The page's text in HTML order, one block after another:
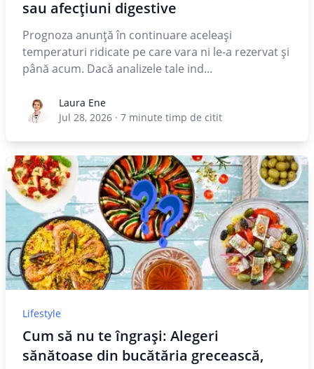
sau afecțiuni digestive
Prognoza anunță în continuare aceleași
temperaturi ridicate pe care vara ni le-a rezervat și
până acum. Dacă analizele tale ind...
Laura EneLaura Ene
Jul 28, 2026 · 7 minute timp de citit
Lifestyle
Cum să nu te îngrași: Alegeri
sănătoase din bucătăria grecească,